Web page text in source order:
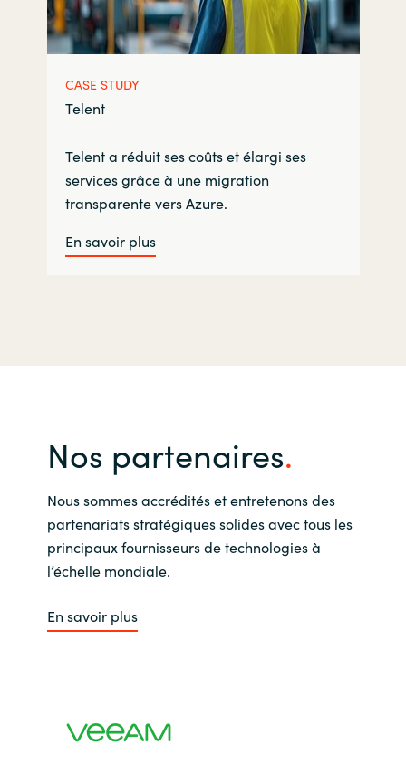
CASE STUDY
Telent
Telent a réduit ses coûts et élargi ses
services grâce à une migration
transparente vers Azure.
En savoir plus
Nos partenaires
Nous sommes accrédités et entretenons des
partenariats stratégiques solides avec tous les
principaux fournisseurs de technologies à
l’échelle mondiale.
En savoir plus